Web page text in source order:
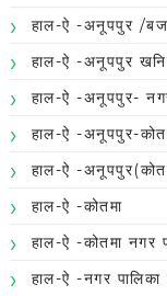
हाल-ऐ -अनूपपुर /
हाल-ऐ -अनूपपुर
हाल-ऐ -अनूपपुर-
हाल-ऐ -अनूपपुर-
हाल-ऐ -
हाल-ऐ -कोतमा
हाल-ऐ -कोतमा नगर
हाल-ऐ -नगर पालिका